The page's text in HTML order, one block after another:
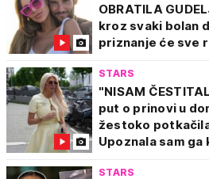
OBRATILA
kroz svaki bolan
priznanje će sve
STARS
"NISAM
put o prinovi u
žestoko
Upoznala sam ga
STARS